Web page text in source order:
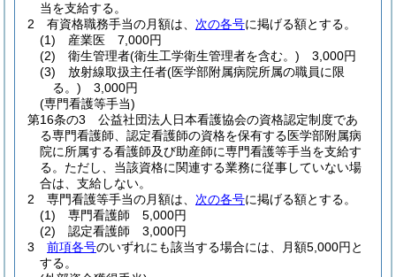
当を支給する。
2
有資格職務手当の月額は、 次の各号に掲げる額とする。
(1)
産業医 7,000円
(2)
衛生管理者(衛生工学衛生管理者を含む。) 3,000円
(3)
放射線取扱主任者(医学部附属病院所属の職員に限
る。) 3,000円
(専門看護等手当)
第16条の3
公益社団法人日本看護協会の資格認定制度であ
る専門看護師、認定看護師の資格を保有する医学部附属病
院に所属する看護師及び助産師に専門看護等手当を支給す
る。 ただし、当該資格に関連する業務に従事していない場
合は、支給しない。
2
専門看護等手当の月額は、 次の各号に掲げる額とする。
(1)
専門看護師 5,000円
(2)
認定看護師 3,000円
3
前項各号のいずれにも該当する場合には、月額5,000円と
する。